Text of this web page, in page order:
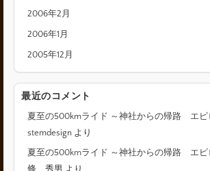
2006年2月
2006年1月
2005年12月
最近のコメント
夏至の500kmライド ～神社からの帰路 エピ
stemdesign より
夏至の500kmライド ～神社からの帰路 エピ
條 秀男 より